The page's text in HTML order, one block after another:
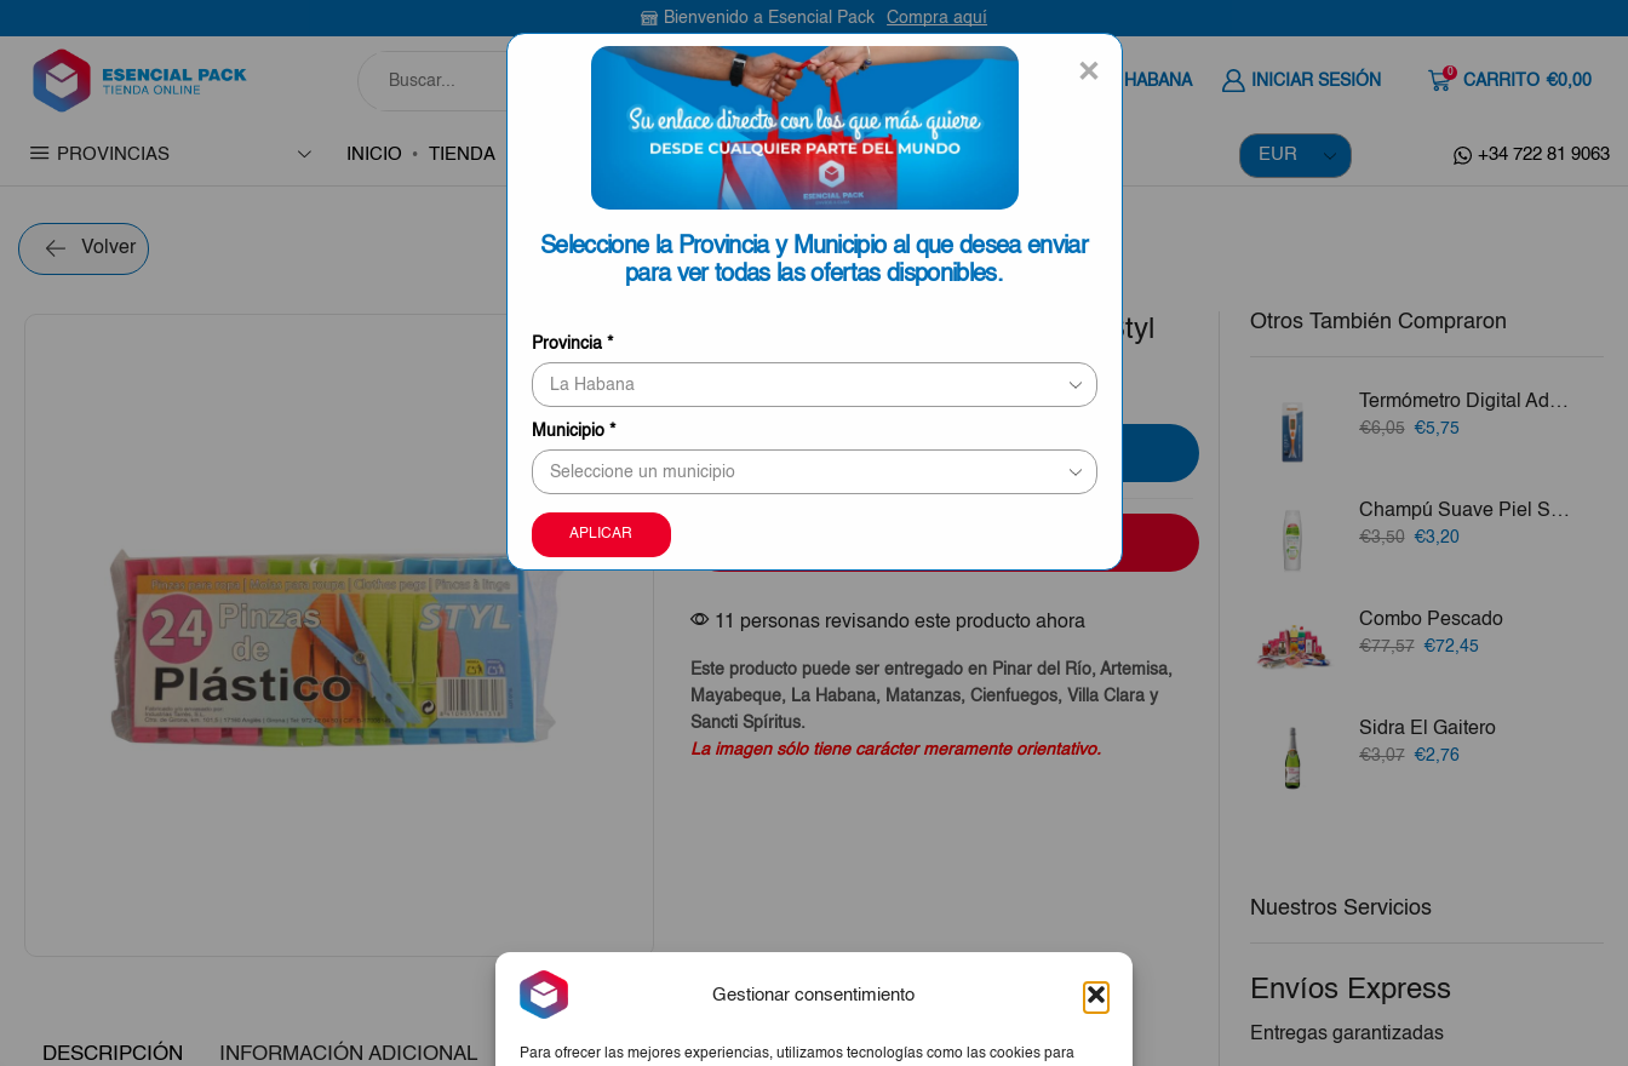
Gestionar consentimiento
Para ofrecer las mejores experiencias, utilizamos tecnologías como las cookies para
×
Seleccione la Provincia y Municipio al que desea enviar
para ver todas las ofertas disponibles.
Provincia *
Municipio *
APLICAR
Bienvenido a Esencial Pack Compra aquí
SEARCH
INPUT
ENVIAR A LA HABANA INICIAR SESIÓN 0 CARRITO €0,00
PROVINCIAS INICIO TIENDA +34 722 81 9063
Volver
Pinza plástico de tender Classic Styl
24ud
€1,35
plástico
de
cantidad
Añadir Al Carrito
O
11 personas revisando este producto ahora
Este producto puede ser entregado en Pinar del Río, Artemisa,
Mayabeque, La Habana, Matanzas, Cienfuegos, Villa Clara y
Sancti Spíritus.
La imagen sólo tiene carácter meramente orientativo.
DESCRIPCIÓN INFORMACIÓN ADICIONAL
Otros También Compraron
Termómetro Digital Adulto Flexible Imagine
€6,05 El
€6,05.
€5,75El
€5,75.
Champú Suave Piel Sana IE 750 Ml
€3,50 El
€3,50.
€3,20El
€3,20.
Combo Pescado
€77,57 El
€77,57.
€72,45El
€72,45.
Sidra El Gaitero
€3,07 El
€2,76El
Nuestros Servicios
Envíos Express
Entregas garantizadas